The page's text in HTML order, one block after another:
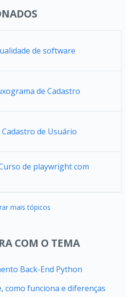
de software
de Cadastro
de Usuário
de playwright com
mais tópicos
COM O TEMA
Back-End Python
como funciona e diferenças